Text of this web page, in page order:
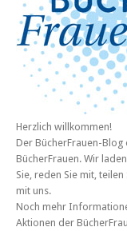
Herzlich willkommen!
Der BücherFrauen-
BücherFrauen. Wir
Sie, reden Sie mit,
mit uns.
Noch mehr
Aktionen der